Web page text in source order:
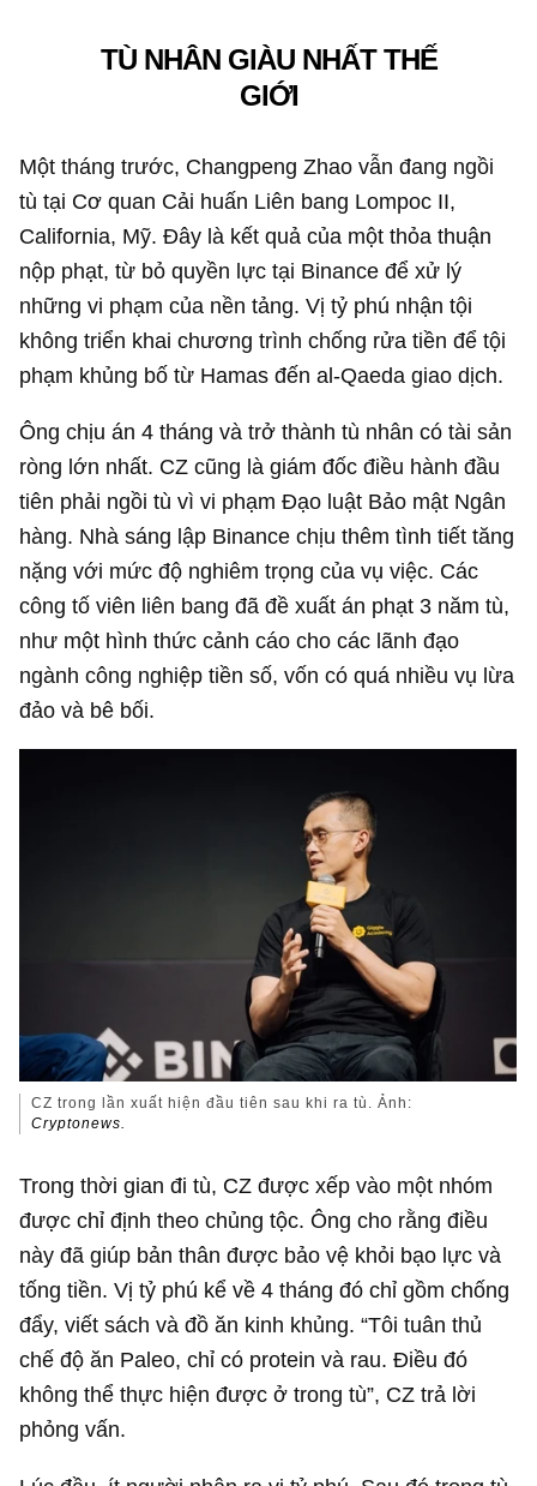
TÙ NHÂN GIÀU NHẤT THẾ
GIỚI
Một tháng trước, Changpeng Zhao vẫn đang ngồi
tù tại Cơ quan Cải huấn Liên bang Lompoc II,
California, Mỹ. Đây là kết quả của một thỏa thuận
nộp phạt, từ bỏ quyền lực tại Binance để xử lý
những vi phạm của nền tảng. Vị tỷ phú nhận tội
không triển khai chương trình chống rửa tiền để tội
phạm khủng bố từ Hamas đến al-Qaeda giao dịch.
Ông chịu án 4 tháng và trở thành tù nhân có tài sản
ròng lớn nhất. CZ cũng là giám đốc điều hành đầu
tiên phải ngồi tù vì vi phạm Đạo luật Bảo mật Ngân
hàng. Nhà sáng lập Binance chịu thêm tình tiết tăng
nặng với mức độ nghiêm trọng của vụ việc. Các
công tố viên liên bang đã đề xuất án phạt 3 năm tù,
như một hình thức cảnh cáo cho các lãnh đạo
ngành công nghiệp tiền số, vốn có quá nhiều vụ lừa
đảo và bê bối.
CZ trong lần xuất hiện đầu tiên sau khi ra tù. Ảnh:
Cryptonews.
Trong thời gian đi tù, CZ được xếp vào một nhóm
được chỉ định theo chủng tộc. Ông cho rằng điều
này đã giúp bản thân được bảo vệ khỏi bạo lực và
tống tiền. Vị tỷ phú kể về 4 tháng đó chỉ gồm chống
đẩy, viết sách và đồ ăn kinh khủng. “Tôi tuân thủ
chế độ ăn Paleo, chỉ có protein và rau. Điều đó
không thể thực hiện được ở trong tù”, CZ trả lời
phỏng vấn.